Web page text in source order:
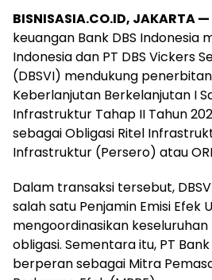
BISNISASIA.CO.ID, JAKARTA —
keuangan Bank DBS Indonesia
Indonesia dan PT DBS Vickers
(DBSVI) mendukung
Keberlanjutan Berkelanjutan I
Infrastruktur Tahap II Tahun
sebagai Obligasi Ritel
Infrastruktur (Persero) atau
Dalam transaksi tersebut,
salah satu Penjamin Emisi Efek
mengoordinasikan
obligasi. Sementara itu, PT
berperan sebagai Mitra